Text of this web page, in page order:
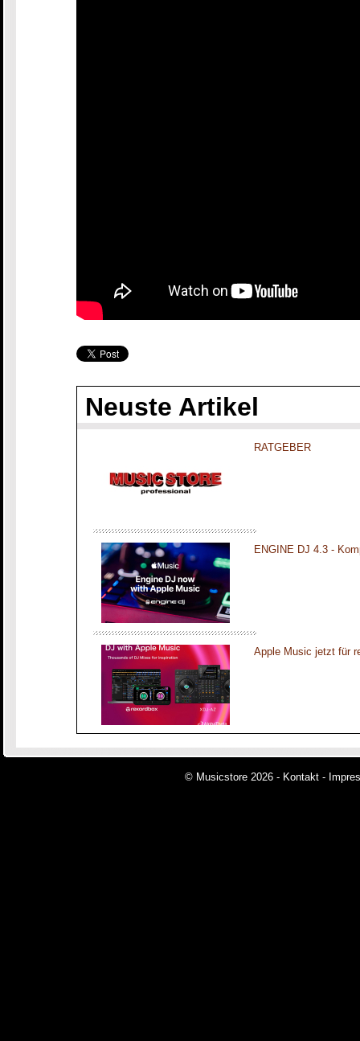
Neuste Artikel
RATGEBER
ENGINE DJ 4.3 -
Apple Music jetzt für
© Musicstore 2026 - Kontakt -